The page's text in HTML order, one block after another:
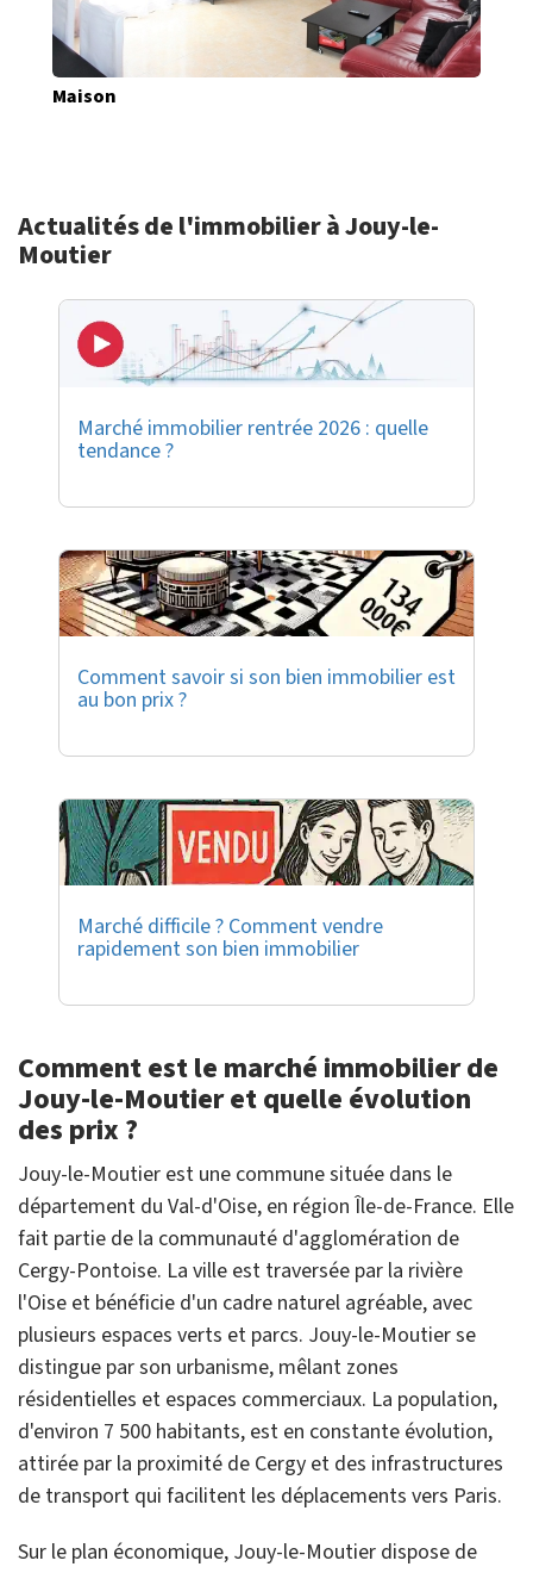
Maison
Actualités de l'immobilier à Jouy-le-
Moutier
Marché immobilier rentrée 2026 : quelle
tendance ?
Comment savoir si son bien immobilier est
au bon prix ?
Marché difficile ? Comment vendre
rapidement son bien immobilier
Comment est le marché immobilier de
Jouy-le-Moutier et quelle évolution
des prix ?
Jouy-le-Moutier est une commune située dans le
département du Val-d'Oise, en région Île-de-France. Elle
fait partie de la communauté d'agglomération de
Cergy-Pontoise. La ville est traversée par la rivière
l'Oise et bénéficie d'un cadre naturel agréable, avec
plusieurs espaces verts et parcs. Jouy-le-Moutier se
distingue par son urbanisme, mêlant zones
résidentielles et espaces commerciaux. La population,
d'environ 7 500 habitants, est en constante évolution,
attirée par la proximité de Cergy et des infrastructures
de transport qui facilitent les déplacements vers Paris.
Sur le plan économique, Jouy-le-Moutier dispose de